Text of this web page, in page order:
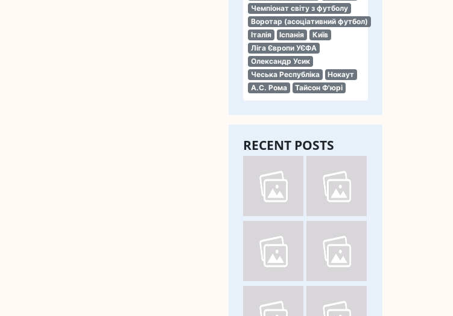
Чемпіонат світу з футболу
Воротар (асоціативний футбол)
Італія
Іспанія
Київ
Ліга Європи УЄФА
Олександр Усик
Чеська Республіка
Нокаут
А.С. Рома
Тайсон Ф'юрі
RECENT POSTS